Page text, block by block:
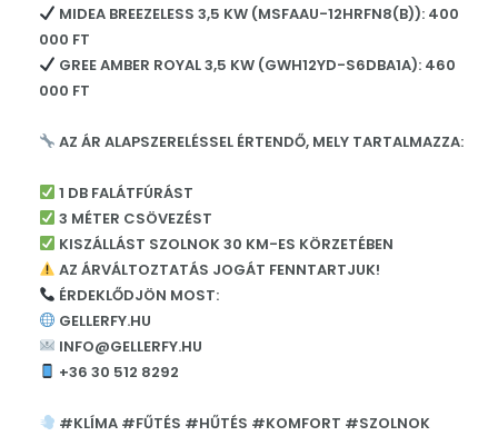
MIDEA BREEZELESS 3,5 KW (MSFAAU-12HRFN8(B)): 400
000 FT
GREE AMBER ROYAL 3,5 KW (GWH12YD-S6DBA1A): 460
000 FT
AZ ÁR ALAPSZERELÉSSEL ÉRTENDŐ, MELY TARTALMAZZA:
1 DB FALÁTFÚRÁST
3 MÉTER CSÖVEZÉST
KISZÁLLÁST SZOLNOK 30 KM-ES KÖRZETÉBEN
AZ ÁRVÁLTOZTATÁS JOGÁT FENNTARTJUK!
ÉRDEKLŐDJÖN MOST:
GELLERFY.HU
INFO@GELLERFY.HU
+36 30 512 8292
#KLÍMA #FŰTÉS #HŰTÉS #KOMFORT #SZOLNOK